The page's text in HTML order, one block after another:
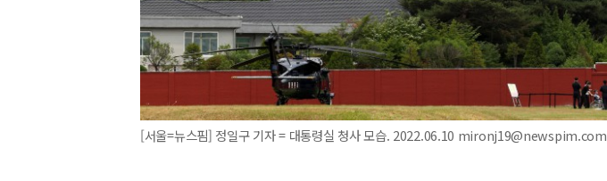
[서울=뉴스핌] 정일구 기자 = 대통령실 청사 모습. 2022.06.10 mironj19@newspim.com